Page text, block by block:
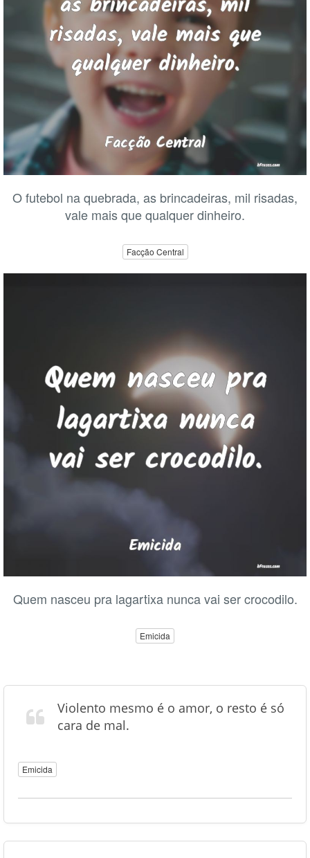
O futebol na quebrada, as brincadeiras, mil risadas,
vale mais que qualquer dinheiro.
Facção Central
Quem nasceu pra lagartixa nunca vai ser crocodilo.
Emicida
Violento mesmo é o amor, o resto é só
cara de mal.
Emicida